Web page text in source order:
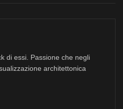
di essi. Passione che negli
architettonica